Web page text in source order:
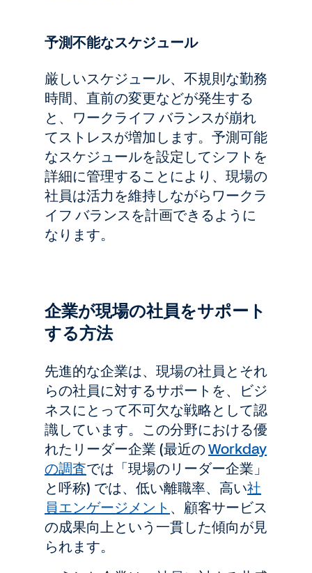
予測不能なスケジュール
厳しいスケジュール、不規則な勤務
時間、直前の変更などが発生する
と、ワークライフ バランスが崩れ
てストレスが増加します。予測可能
なスケジュールを設定してシフトを
詳細に管理することにより、現場の
社員は活力を維持しながらワークラ
イフ バランスを計画できるように
なります。
企業が現場の社員をサポート
する方法
先進的な企業は、現場の社員とそれ
らの社員に対するサポートを、ビジ
ネスにとって不可欠な戦略として認
識しています。この分野における優
れたリーダー企業 (最近のWorkday
の調査では「現場のリーダー企業」
と呼称) では、低い離職率、高い社
員エンゲージメント 、顧客サービス
の成果向上という一貫した傾向が見
られます。